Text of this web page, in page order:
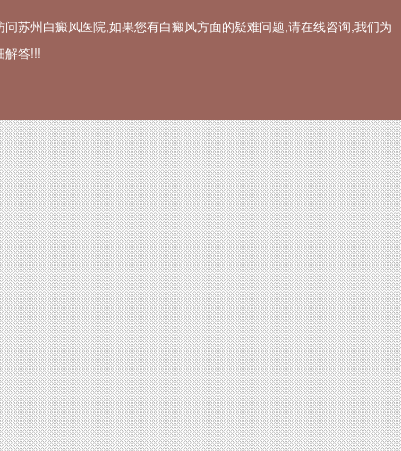
问苏州白癜风医院,如果您有白癜风方面的疑难问题,请在线咨询,我们为
解答!!!